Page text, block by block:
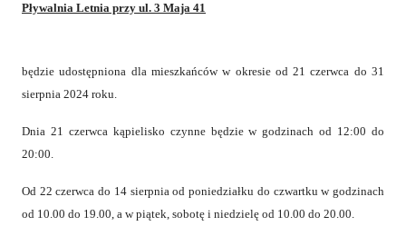
Pływalnia Letnia przy ul. 3 Maja 41
będzie udostępniona dla mieszkańców w okresie od 21 czerwca do 31
sierpnia 2024 roku.
Dnia 21 czerwca kąpielisko czynne będzie w godzinach od 12:00 do
20:00.
Od 22 czerwca do 14 sierpnia od poniedziałku do czwartku w godzinach
od 10.00 do 19.00, a w piątek, sobotę i niedzielę od 10.00 do 20.00.